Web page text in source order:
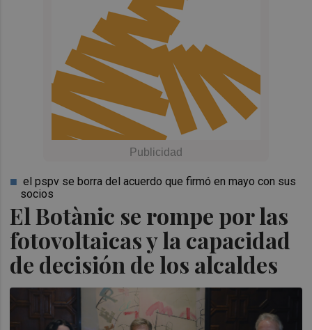
El Botànic se rompe por las
fotovoltaicas y la capacidad
de decisión de los alcaldes
el pspv se borra del acuerdo que firmó en mayo con sus
socios